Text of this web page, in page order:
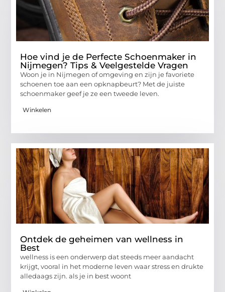
Hoe vind je de Perfecte Schoenmaker in
Nijmegen? Tips & Veelgestelde Vragen
Woon je in Nijmegen of omgeving en zijn je favoriete
schoenen toe aan een opknapbeurt? Met de juiste
schoenmaker geef je ze een tweede leven.
Winkelen
Ontdek de geheimen van wellness in
Best
wellness is een onderwerp dat steeds meer aandacht
krijgt, vooral in het moderne leven waar stress en drukte
alledaags zijn. als je in best woont